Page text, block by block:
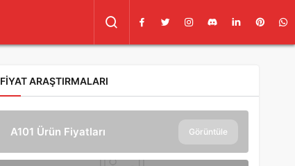
FIYAT ARAŞTIRMALARI
A101 Ürün Fiyatları Görüntüle